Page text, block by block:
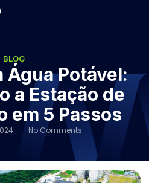
BLOG
Água Potável:
a Estação de
em 5 Passos
No Comments